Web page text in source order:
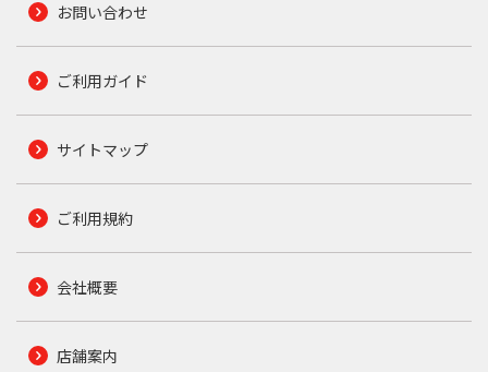
お問い合わせ
ご利用ガイド
サイトマップ
ご利用規約
会社概要
店舗案内